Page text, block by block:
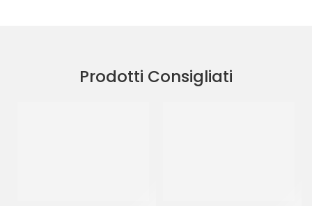
Prodotti Consigliati